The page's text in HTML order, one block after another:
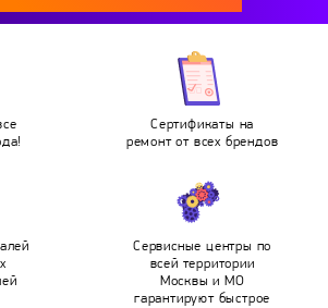
Сертификаты на
ремонт от всех брендов
Сервисные центры по
всей территории
Москвы и МО
гарантируют быстрое